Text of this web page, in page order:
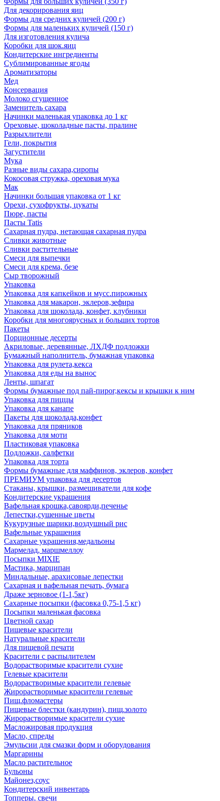
Для декорирования яиц
Формы для средних куличей (200 г)
Формы для маленьких куличей (150 г)
Для изготовления кулича
Коробки для шок.яиц
Кондитерские ингредиенты
Сублимированные ягоды
Ароматизаторы
Мед
Консервация
Молоко сгущенное
Заменитель сахара
Начинки маленькая упаковка до 1 кг
Ореховые, шоколадные пасты, пралине
Разрыхлители
Гели, покрытия
Загустители
Мука
Разные виды сахара,сиропы
Кокосовая стружка, ореховая мука
Мак
Начинки большая упаковка от 1 кг
Орехи, сухофрукты, цукаты
Пюре, пасты
Пасты Tatis
Сахарная пудра, нетающая сахарная пудра
Сливки животные
Сливки растительные
Смеси для выпечки
Смеси для крема, безе
Сыр творожный
Упаковка
Упаковка для капкейков и мусс.пирожных
Упаковка для макарон, эклеров,зефира
Упаковка для шоколада, конфет, клубники
Коробки для многоярусных и больших тортов
Пакеты
Порционные десерты
Акриловые, деревянные, ЛХДФ подложки
Бумажный наполнитель, бумажная упаковка
Упаковка для рулета,кекса
Упаковка для еды на вынос
Ленты, шпагат
Формы бумажные под пай-пирог,кексы и крышки к ним
Упаковка для пиццы
Упаковка для канапе
Пакеты для шоколада,конфет
Упаковка для пряников
Упаковка для моти
Пластиковая упаковка
Подложки, салфетки
Упаковка для торта
Формы бумажные для маффинов, эклеров, конфет
ПРЕМИУМ упаковка для десертов
Стаканы, крышки, размешиватели для кофе
Кондитерские украшения
Вафельная крошка,савоярди,печенье
Лепестки,сушенные цветы
Кукурузные шарики,воздушный рис
Вафельные украшения
Сахарные украшения,медальоны
Мармелад, маршмеллоу
Посыпки MIXIE
Мастика, марципан
Миндальные, арахисовые лепестки
Сахарная и вафельная печать, бумага
Драже зерновое (1-1,5кг)
Сахарные посыпки (фасовка 0,75-1,5 кг)
Посыпки маленькая фасовка
Цветной сахар
Пищевые красители
Натуральные красители
Для пищевой печати
Красители с распылителем
Водорастворимые красители сухие
Гелевые красители
Водорастворимые красители гелевые
Жирорастворимые красители гелевые
Пищ.фломастеры
Пищевые блестки (кандурин), пищ.золото
Жирорастворимые красители сухие
Масложировая продукция
Масло, спреды
Эмульсии для смазки форм и оборудования
Маргарины
Масло растительное
Бульоны
Майонез,соус
Кондитерский инвентарь
Топперы, свечи